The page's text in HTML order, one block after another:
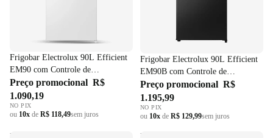
Frigobar Electrolux 90L Efficient
EM90 com Controle de
Temperatura -2ºC a 10ºC Branco
220V
Preço promocional R$
1.090,19
NO PIX
ou 10x de R$ 118,49sem juros
Frigobar Electrolux 90L Efficient
EM90B com Controle de
Temperatura -2ºC a 10ºC Preto
220V
Preço promocional R$
1.195,99
NO PIX
ou 10x de R$ 129,99sem juros